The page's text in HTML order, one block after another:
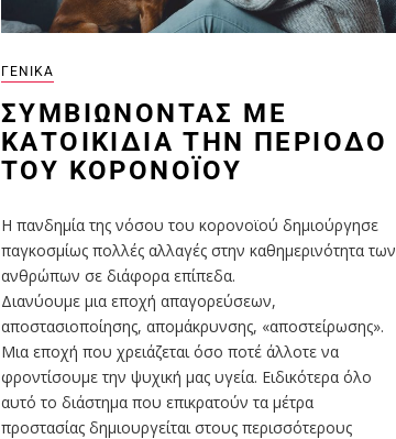
ΓΕΝΙΚΆ
ΣΥΜΒΙΏΝΟΝΤΑΣ ΜΕ
ΚΑΤΟΙΚΊΔΙΑ ΤΗΝ ΠΕΡΊΟΔΟ
ΤΟΥ ΚΟΡΟΝΟΪΟΎ
Η πανδημία της νόσου του κορονοϊού δημιούργησε
παγκοσμίως πολλές αλλαγές στην καθημερινότητα των
ανθρώπων σε διάφορα επίπεδα.
Διανύουμε μια εποχή απαγορεύσεων,
αποστασιοποίησης, απομάκρυνσης, «αποστείρωσης».
Μια εποχή που χρειάζεται όσο ποτέ άλλοτε να
φροντίσουμε την ψυχική μας υγεία. Ειδικότερα όλο
αυτό το διάστημα που επικρατούν τα μέτρα
προστασίας δημιουργείται στους περισσότερους